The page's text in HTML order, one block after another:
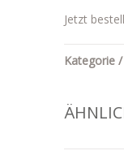
Jetzt
Kategorie